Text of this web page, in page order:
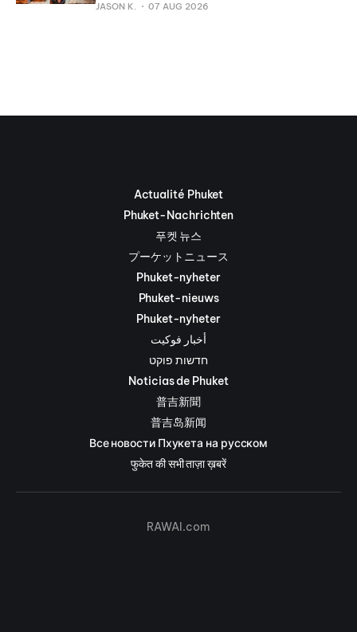
JASON K. 07 AUG 2026
Actualité Phuket
Phuket-Nachrichten
푸켓 뉴스
プーケットニュース
Phuket-nyheter
Phuket-nieuws
Phuket-nyheter
أخبار فوكيت
חדשות פוקט
Noticias de Phuket
普吉新聞
普吉岛新闻
Все новости Пхукета на русском
फुकेत की सभी ताज़ा ख़बरें
RAWAI.com